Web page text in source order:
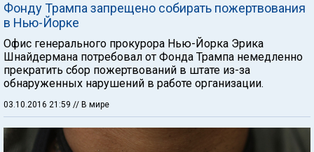
Фонду Трампа запрещено собирать пожертвования
в Нью-Йорке
Офис генерального прокурора Нью-Йорка Эрика
Шнайдермана потребовал от Фонда Трампа немедленно
прекратить сбор пожертвований в штате из-за
обнаруженных нарушений в работе организации.
03.10.2016 21:59 // В мире